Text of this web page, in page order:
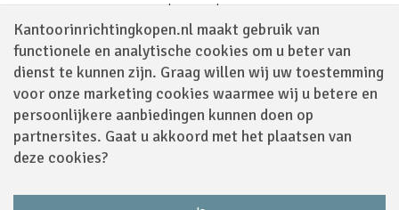
Kantoorinrichtingkopen.nl maakt gebruik van
functionele en analytische cookies om u beter van
dienst te kunnen zijn. Graag willen wij uw toestemming
voor onze marketing cookies waarmee wij u betere en
persoonlijkere aanbiedingen kunnen doen op
partnersites. Gaat u akkoord met het plaatsen van
deze cookies?
Lees verder